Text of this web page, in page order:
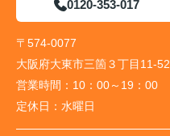
0120-353-017
〒574-0077
大阪府大東市三箇３丁目11-52
営業時間： 10：00～19：00
定休日： 水曜日